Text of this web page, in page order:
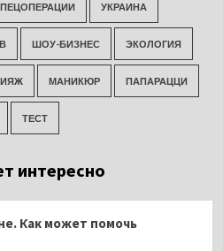
УКРАИНА
ШОУ-БИЗНЕС ЭКОЛОГИЯ
МАНИКЮР ПАПАРАЦЦИ
ТЕСТ
интересно
Как может помочь